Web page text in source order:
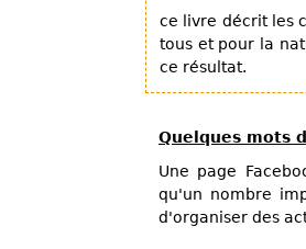
ce livre décrit les
tous et pour la
ce résultat.
Quelques mots
Une page
qu'un nombre
d'organiser des